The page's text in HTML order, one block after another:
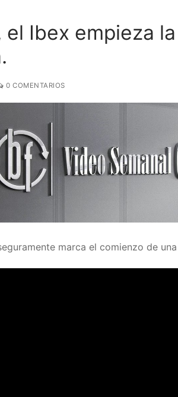
Ibex empieza
0 COMENTARIOS
marca el comienzo de